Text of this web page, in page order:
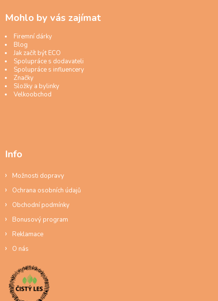
Mohlo by vás zajímat
Firemní dárky
Blog
Jak začít být ECO
Spolupráce s dodavateli
Spolupráce s influencery
Značky
Složky a bylinky
Velkoobchod
Info
Možnosti dopravy
Ochrana osobních údajů
Obchodní podmínky
Bonusový program
Reklamace
O nás